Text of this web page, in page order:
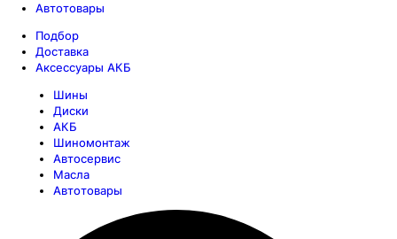
Автотовары
Подбор
Доставка
Аксессуары АКБ
Шины
Диски
АКБ
Шиномонтаж
Автосервис
Масла
Автотовары